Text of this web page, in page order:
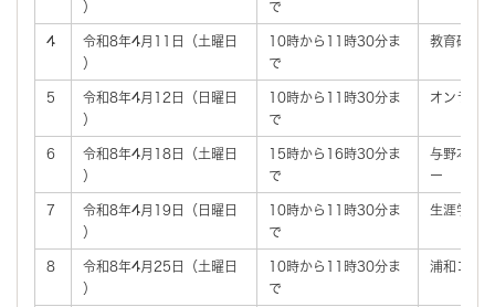
） で
4
令和8年4月11日（土曜日
）
10時から11時30分ま
で
教育研究所
5
令和8年4月12日（日曜日
）
10時から11時30分ま
で
オンライ
6
令和8年4月18日（土曜日
）
15時から16時30分ま
で
与野本町
ー
7
令和8年4月19日（日曜日
）
10時から11時30分ま
で
生涯学習
8
令和8年4月25日（土曜日
）
10時から11時30分ま
で
浦和コミ